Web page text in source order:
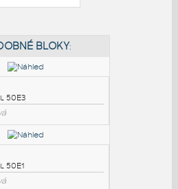
PODOBNÉ BLOKY